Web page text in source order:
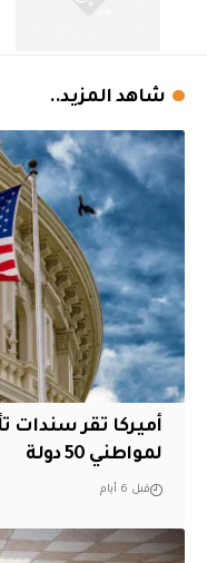
شاهد المزيد..
لمواطني 50 دولة
قبل 6 أيام